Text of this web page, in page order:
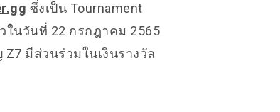
ซึ่งเป็น Tournament
ในวันที่ 22 กรกฎาคม 2565
มีส่วนร่วมในเงินรางวัล